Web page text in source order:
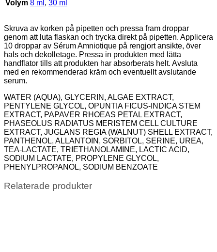
Volym 8 ml , 30 ml
Skruva av korken på pipetten och pressa fram droppar
genom att luta flaskan och trycka direkt på pipetten. Applicera
10 droppar av Sérum Amniotique på rengjort ansikte, över
hals och dekolletage. Pressa in produkten med lätta
handflator tills att produkten har absorberats helt. Avsluta
med en rekommenderad kräm och eventuellt avslutande
serum.
WATER (AQUA), GLYCERIN, ALGAE EXTRACT,
PENTYLENE GLYCOL, OPUNTIA FICUS-INDICA STEM
EXTRACT, PAPAVER RHOEAS PETAL EXTRACT,
PHASEOLUS RADIATUS MERISTEM CELL CULTURE
EXTRACT, JUGLANS REGIA (WALNUT) SHELL EXTRACT,
PANTHENOL, ALLANTOIN, SORBITOL, SERINE, UREA,
TEA-LACTATE, TRIETHANOLAMINE, LACTIC ACID,
SODIUM LACTATE, PROPYLENE GLYCOL,
PHENYLPROPANOL, SODIUM BENZOATE
Relaterade produkter